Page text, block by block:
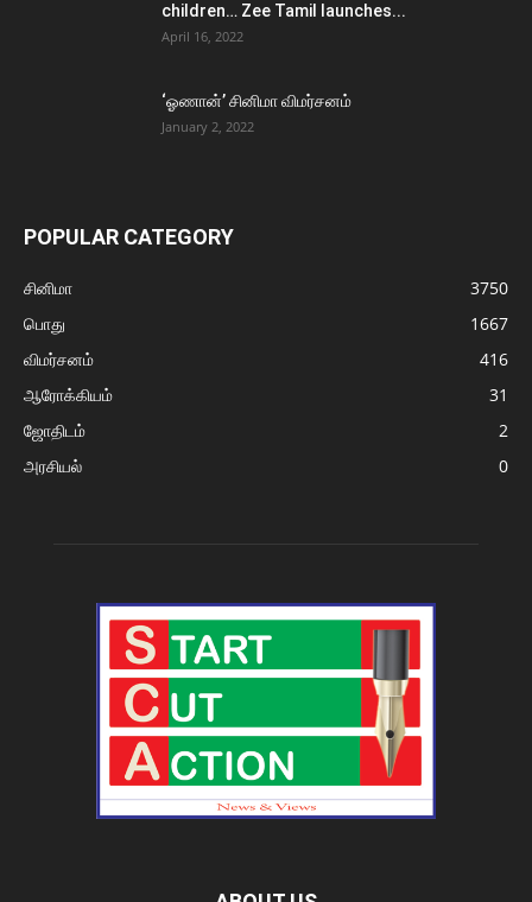
children… Zee Tamil launches...
April 16, 2022
‘ஓணான்’ சினிமா விமர்சனம்
January 2, 2022
POPULAR CATEGORY
சினிமா
3750
பொது
1667
விமர்சனம்
416
ஆரோக்கியம்
31
ஜோதிடம்
2
அரசியல்
0